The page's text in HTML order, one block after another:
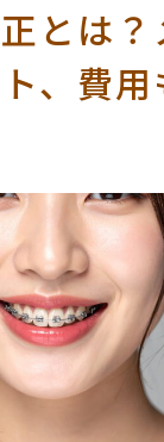
とは？
、費用